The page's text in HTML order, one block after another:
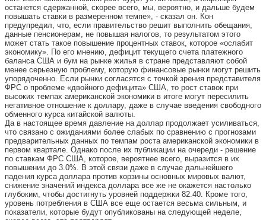
останется сдержанной, скорее всего, мы, вероятно, и дальше будем
повышать ставки в размеренном темпе», - сказал он. Кон
предупредил, что, если правительство решит выполнить обещания,
данные пенсионерам, не повышая налогов, то результатом этого
может стать такое повышение процентных ставок, которое «ослабит
экономику». По его мнению, дефицит текущего счета платежного
баланса США и бум на рынке жилья в стране представляют собой
менее серьезную проблему, которую финансовые рынки могут решить
упорядоченно. Если рынки согласятся с точкой зрения представителя
ФРС о проблеме «двойного дефицита» США, то рост ставок при
высоких темпах американской экономики в итоге могут пересилить
негативное отношение к доллару, даже в случае введения свободного
обменного курса китайской валюты.
Да в настоящее время давление на доллар продолжает усиливаться,
что связано с ожиданиями более слабых по сравнению с прогнозами
предварительных данных по темпам роста американской экономики в
первом квартале. Однако после их публикации на очереди - решение
по ставкам ФРС США, которое, вероятнее всего, выразится в их
повышении до 3.0%. В этой связи даже в случае дальнейшего
падения курса доллара против корзины основных мировых валют,
снижение значений индекса доллара все же не окажется настолько
глубоким, чтобы достигнуть уровней поддержки 82.40. Кроме того,
уровень потребления в США все еще остается весьма сильным, и
показатели, которые будут опубликованы на следующей неделе,